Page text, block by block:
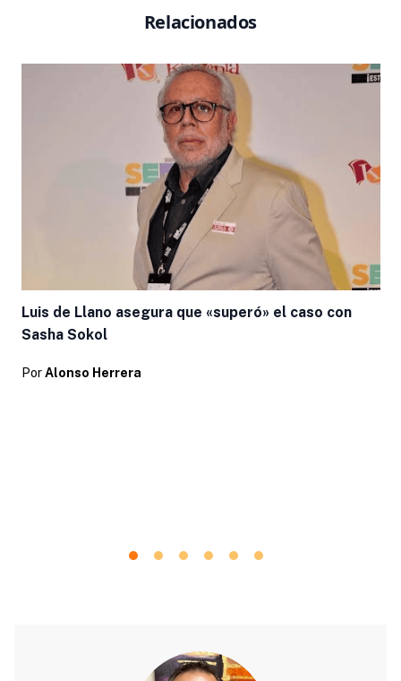
Relacionados
Luis de Llano asegura que «superó» el caso con
Sasha Sokol
Por Alonso Herrera